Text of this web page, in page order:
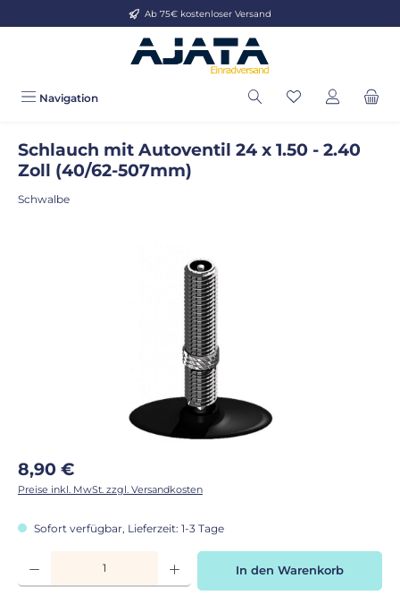
Zum Hauptinhalt springenAb 75€ kostenloser Versand
Navigation
Schlauch mit Autoventil 24 x 1.50 - 2.40
Zoll (40/62-507mm)
Schwalbe
Regulärer Preis:
8,90 €
Preise inkl. MwSt. zzgl. Versandkosten
Sofort verfügbar, Lieferzeit: 1-3 Tage
Produkt Anzahl: Gib den gewünschten Wert ein oder benutze die
In den Warenkorb